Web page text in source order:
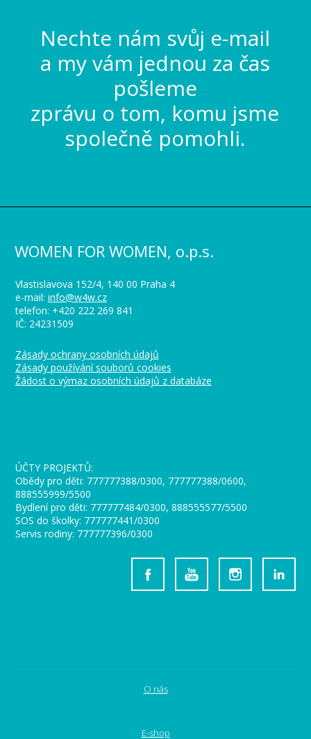
Nechte nám svůj e-mail
a my vám jednou za čas
pošleme
zprávu o tom, komu jsme
společně pomohli.
WOMEN FOR WOMEN, o.p.s.
Vlastislavova 152/4, 140 00 Praha 4
e-mail: info@w4w.cz
telefon: +420 222 269 841
IČ: 24231509
Zásady ochrany osobních údajů
Zásady používání souborů cookies
Žádost o výmaz osobních údajů z databáze
ÚČTY PROJEKTŮ:
Obědy pro děti: 777777388/0300, 777777388/0600,
888555999/5500
Bydlení pro děti: 777777484/0300, 888555577/5500
SOS do školky: 777777441/0300
Servis rodiny: 777777396/0300
O nás
E-shop